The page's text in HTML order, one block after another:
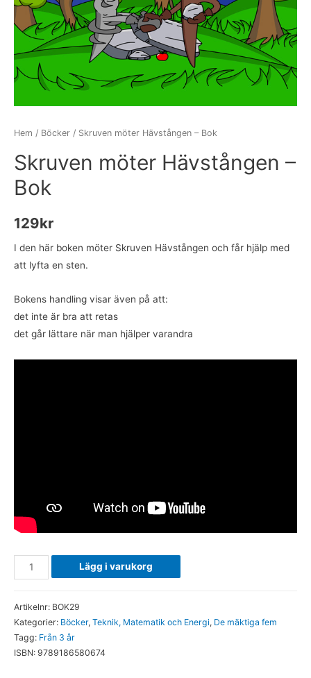
Hem / Böcker / Skruven möter Hävstången – Bok
Skruven möter Hävstången –
Bok
129kr
I den här boken möter Skruven Hävstången och får hjälp med
att lyfta en sten.
Bokens handling visar även på att:
det inte är bra att retas
det går lättare när man hjälper varandra
Skruven
möter
Bok
mängd
Lägg i varukorg
Artikelnr: BOK29
Kategorier: Böcker, Teknik, Matematik och Energi, De mäktiga fem
Tagg: Från 3 år
ISBN: 9789186580674